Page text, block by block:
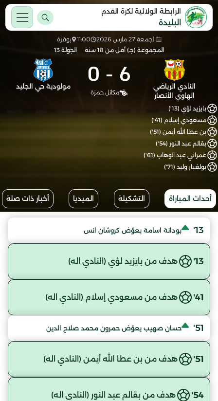
الرابطة الولائية لكرة القدم
البليدة
الجمعة 27 مارس 2026 11:00
بوقرة
المجموعة (جـ) أقل من 18 سنة
الجولة 13
النادي الرياضي
الهاوي الأنصار
6
-
0
مكاتل حمزة
مولودية حي الجليد
بايزيد لؤي (13')
مسعودي إسلام (41')
بن عطا الله أيمن (51')
بقالم عبد النور (54')
عمراني عبد الوهاب (61')
بولغبار وليد (71')
أحداث المباراة التشكيلة الميديا أخبار ذات صلة
13' بودانة اسامة يعوّض كروشان انس
13' هدف من بايزيد لؤي (النادي اله)
41' هدف من مسعودي إسلام (النادي اله)
51' حسان صهيب يعوّض حمرون محمد صلاح الدين
51' هدف من بن عطا الله أيمن (النادي اله)
54' هدف من بقالم عبد النور (النادي اله)